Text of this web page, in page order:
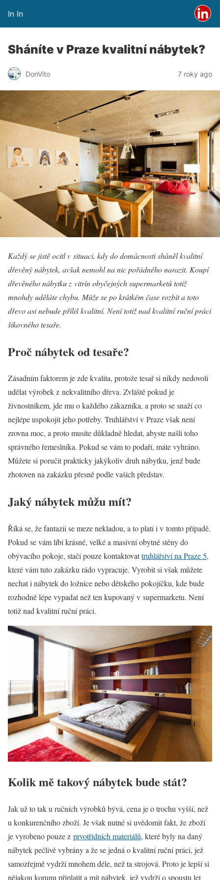
In In
Sháníte v Praze kvalitní nábytek?
DonVito 7 roky ago
Každý se jistě ocitl v situaci, kdy do domácnosti sháněl kvalitní
dřevěný nábytek, avšak nemohl na nic pořádného narazit. Koupí
dřevěného nábytku z vitrín obyčejných supermarketů totiž
mnohdy uděláte chybu. Může se po krátkém čase rozbít a toto
dřevo asi nebude příliš kvalitní. Není totiž nad kvalitní ruční práci
šikovného tesaře.
Proč nábytek od tesaře?
Zásadním faktorem je zde kvalita, protože tesař si nikdy nedovolí
udělat výrobek z nekvalitního dřeva. Zvláště pokud je
živnostníkem, jde mu o každého zákazníka, a proto se snaží co
nejlépe uspokojit jeho potřeby. Truhlářství v Praze však není
zrovna moc, a proto musíte důkladně hledat, abyste našli toho
správného řemeslníka. Pokud se vám to podaří, máte vyhráno.
Můžete si poručit prakticky jakýkoliv druh nábytku, jenž bude
zhotoven na zakázku přesně podle vašich představ.
Jaký nábytek můžu mít?
Říká se, že fantazii se meze nekladou, a to platí i v tomto případě.
Pokud se vám líbí krásné, velké a masivní obytné stěny do
obývacího pokoje, stačí pouze kontaktovattruhlářství na Praze 5,
které vám tuto zakázku rádo vypracuje. Vyrobit si však můžete
nechat i nábytek do ložnice nebo dětského pokojíčku, kde bude
rozhodně lépe vypadat než ten kupovaný v supermarketu. Není
totiž nad kvalitní ruční práci.
Kolik mě takový nábytek bude stát?
Jak už to tak u ručních výrobků bývá, cena je o trochu vyšší, než
u konkurenčního zboží. Je však nutné si uvědomit fakt, že zboží
je vyrobeno pouze z prvotřídních materiálů, které byly na daný
nábytek pečlivě vybrány a že se jedná o kvalitní ruční práci, jež
samozřejmě vydrží mnohem déle, než ta strojová. Proto je lepší si
nějakou korunu připlatit a mít nábytek, jež vydrží o spoustu let